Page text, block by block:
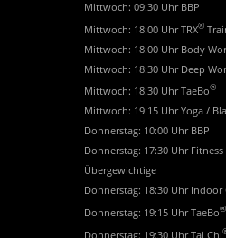
Mittwoch: 09:30 Uhr BBP
Mittwoch: 18:00 Uhr TRX®
Mittwoch: 18:00 Uhr Body
Mittwoch: 18:30 Uhr Deep
Mittwoch: 18:30 Uhr TaeBo®
Mittwoch: 19:15 Uhr Yoga /
Donnerstag: 10:00 Uhr BBP
Donnerstag: 17:30 Uhr
Übergewichtige
Donnerstag: 18:30 Uhr Indoor
Donnerstag: 19:15 Uhr TaeBo®
Donnerstag: 19:30 Uhr Tai Chi